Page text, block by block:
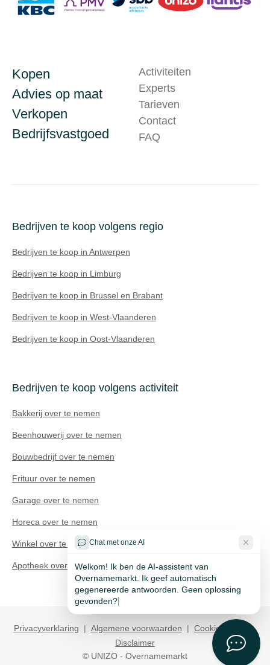
Kopen
Advies op maat
Verkopen
Bedrijfsvastgoed
Activiteiten
Experts
Tarieven
Contact
FAQ
Bedrijven te koop volgens regio
Bedrijven te koop in Antwerpen
Bedrijven te koop in Limburg
Bedrijven te koop in Brussel en Brabant
Bedrijven te koop in West-Vlaanderen
Bedrijven te koop in Oost-Vlaanderen
Bedrijven te koop volgens activiteit
Bakkerij over te nemen
Beenhouwerij over te nemen
Bouwbedrijf over te nemen
Frituur over te nemen
Garage over te nemen
Horeca over te nemen
Winkel over te nemen
Apotheek over te nemen
Privacyverklaring | Algemene voorwaarden | Cookie policy
|
Disclaimer
© UNIZO - Overnamemarkt
Chat met onze AI
Welkom! Ik ben de AI-assistent van
Overnamemarkt. Ik geef automatisch
gegenereerde antwoorden. Geen oplossing
gevonden? Via he